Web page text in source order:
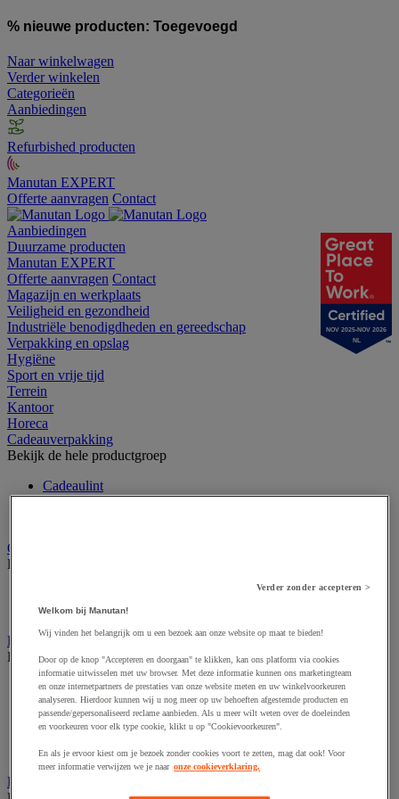
% nieuwe producten: Toegevoegd
Naar winkelwagen
Verder winkelen
Categorieën
Aanbiedingen
Refurbished producten
Manutan EXPERT
Offerte aanvragen Contact
Aanbiedingen
Duurzame producten
Manutan EXPERT
Offerte aanvragen Contact
Magazijn en werkplaats
Veiligheid en gezondheid
Industriële benodigdheden en gereedschap
Verpakking en opslag
Hygiëne
Sport en vrije tijd
Terrein
Kantoor
Horeca
Cadeauverpakking
Bekijk de hele productgroep
Cadeaulint
Geschenktas van papier
Cutter en veiligheidsmes
Bekijk de hele productgroep
Accessoires voor veiligheids- en multifunctioneel mes
Veiligheidsmes & multifunctioneel mes
Dozen, enveloppen en postpakketten
Bekijk de hele productgroep
Envelop en verzendhoes
Golfsdoos
Houten kist
Kartonnen palletdozen
Verzenddoos en -koker
Etiketten en markering
NOV 2025-NOV 2026
NL
Verder zonder accepteren >
Welkom bij Manutan!
Wij vinden het belangrijk om u een bezoek aan onze website op maat te bieden!
Door op de knop "Accepteren en doorgaan" te klikken, kan ons platform via cookies
informatie uitwisselen met uw browser. Met deze informatie kunnen ons marketingteam
en onze internetpartners de prestaties van onze website meten en uw winkelvoorkeuren
analyseren. Hierdoor kunnen wij u nog meer op uw behoeften afgestemde producten en
passende/gepersonaliseerd reclame aanbieden. Als u meer wilt weten over de doeleinden
en voorkeuren voor elk type cookie, klikt u op "Cookievoorkeuren".
En als je ervoor kiest om je bezoek zonder cookies voort te zetten, mag dat ook! Voor
meer informatie verwijzen we je naar onze cookieverklaring.